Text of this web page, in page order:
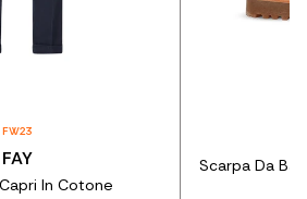
FW23
FAY
In Cotone
Scarpa Da